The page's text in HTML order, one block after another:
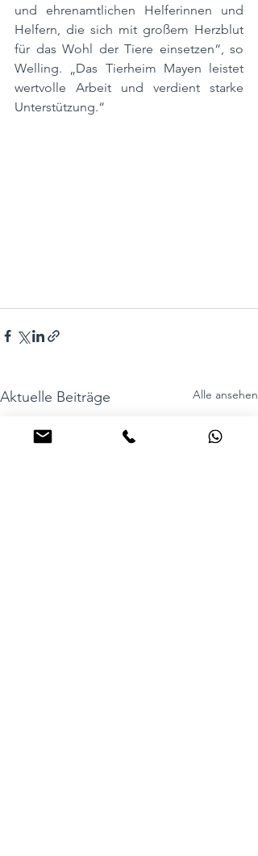
und ehrenamtlichen Helferinnen und
Helfern, die sich mit großem Herzblut
für das Wohl der Tiere einsetzen“, so
Welling. „Das Tierheim Mayen leistet
wertvolle Arbeit und verdient starke
Unterstützung.“
Aktuelle Beiträge Alle ansehen